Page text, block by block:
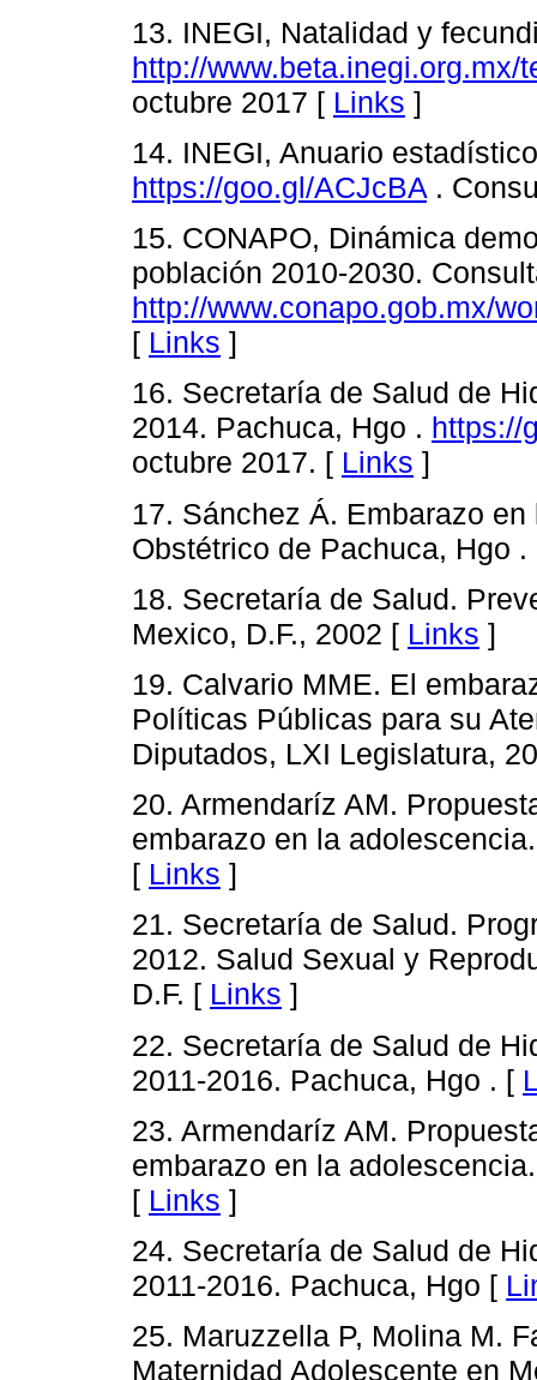
13. INEGI, Natalidad y
http://www.beta.inegi.org.mx/
octubre 2017 [ Links ]
14. INEGI, Anuario
https://goo.gl/ACJcBA .
15. CONAPO, Dinámica
población 2010-2030.
http://www.conapo.gob.mx/
[ Links ]
16. Secretaría de Salud de
2014. Pachuca, Hgo . https://
octubre 2017. [ Links ]
17. Sánchez Á. Embarazo
Obstétrico de Pachuca, Hgo
18. Secretaría de Salud.
Mexico, D.F., 2002 [ Links ]
19. Calvario MME. El
Políticas Públicas para su
Diputados, LXI Legislatura,
20. Armendaríz AM.
embarazo en la
[ Links ]
21. Secretaría de Salud.
2012. Salud Sexual y
D.F. [ Links ]
22. Secretaría de Salud de
2011-2016. Pachuca, Hgo . [
23. Armendaríz AM.
embarazo en la
[ Links ]
24. Secretaría de Salud de
2011-2016. Pachuca, Hgo [
25. Maruzzella P, Molina M.
Maternidad Adolescente en